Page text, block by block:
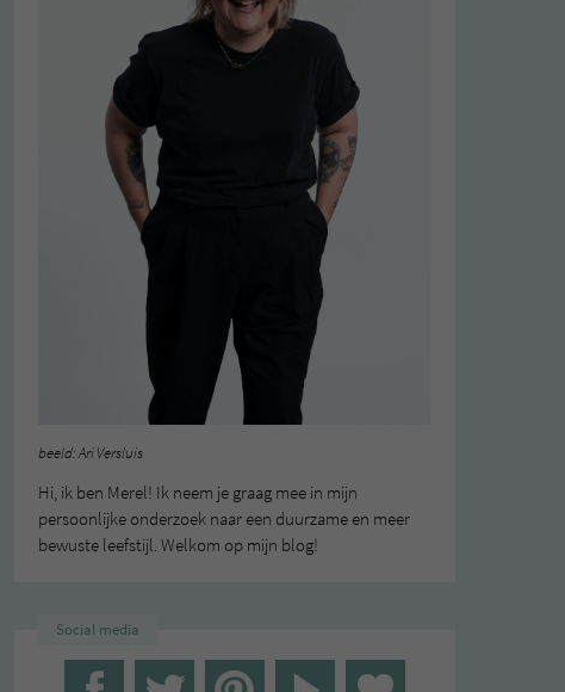
beeld: Ari Versluis
Hi, ik ben Merel! Ik neem je graag mee in mijn
persoonlijke onderzoek naar een duurzame en meer
bewuste leefstijl. Welkom op mijn blog!
Social media